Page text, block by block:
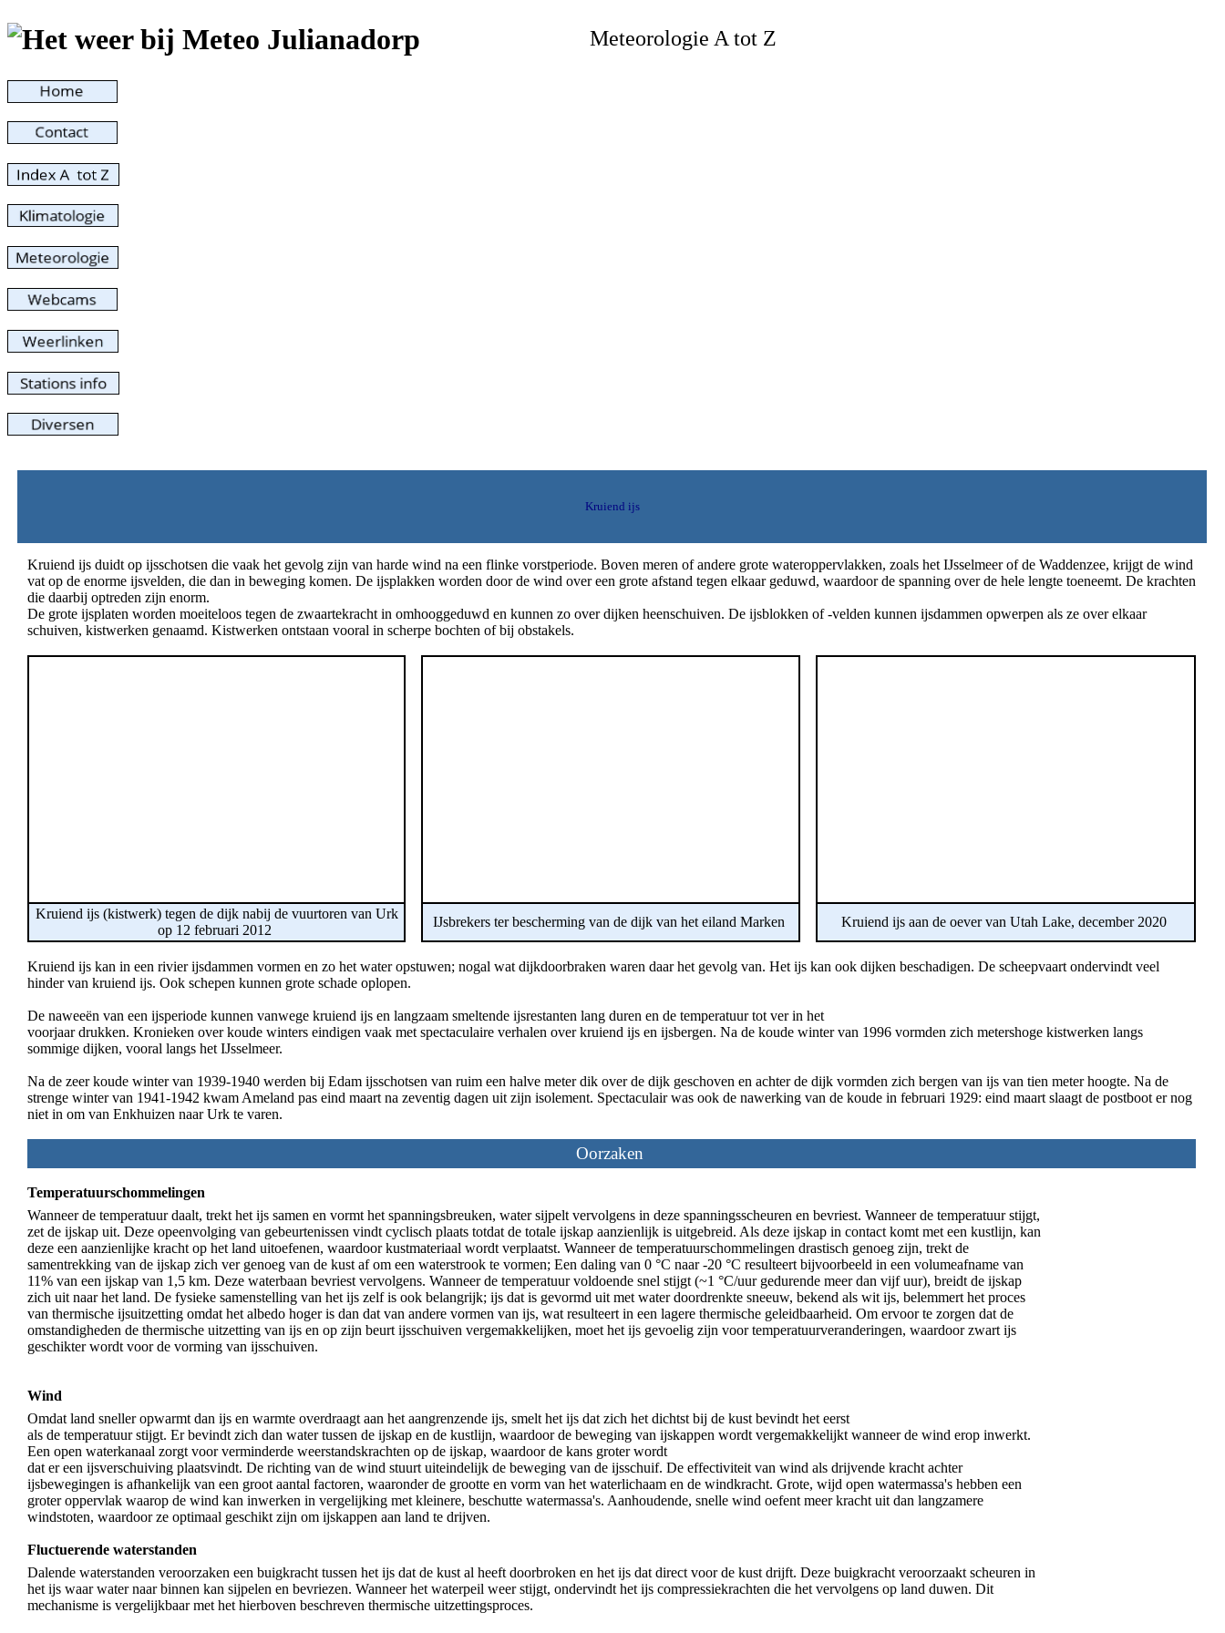
Meteorologie A tot Z
Kruiend ijs
Kruiend ijs duidt op ijsschotsen die vaak het gevolg zijn van harde wind na een flinke vorstperiode. Boven meren of andere grote wateroppervlakken, zoals het IJsselmeer of de Waddenzee, krijgt de wind
vat op de enorme ijsvelden, die dan in beweging komen. De ijsplakken worden door de wind over een grote afstand tegen elkaar geduwd, waardoor de spanning over de hele lengte toeneemt. De krachten
die daarbij optreden zijn enorm.
De grote ijsplaten worden moeiteloos tegen de zwaartekracht in omhooggeduwd en kunnen zo over dijken heenschuiven. De ijsblokken of -velden kunnen ijsdammen opwerpen als ze over elkaar
schuiven, kistwerken genaamd. Kistwerken ontstaan vooral in scherpe bochten of bij obstakels.
Kruiend ijs (kistwerk) tegen de dijk nabij de vuurtoren van Urk
op 12 februari 2012
IJsbrekers ter bescherming van de dijk van het eiland Marken Kruiend ijs aan de oever van Utah Lake, december 2020
Kruiend ijs kan in een rivier ijsdammen vormen en zo het water opstuwen; nogal wat dijkdoorbraken waren daar het gevolg van. Het ijs kan ook dijken beschadigen. De scheepvaart ondervindt veel
hinder van kruiend ijs. Ook schepen kunnen grote schade oplopen.
De naweeën van een ijsperiode kunnen vanwege kruiend ijs en langzaam smeltende ijsrestanten lang duren en de temperatuur tot ver in het
voorjaar drukken. Kronieken over koude winters eindigen vaak met spectaculaire verhalen over kruiend ijs en ijsbergen. Na de koude winter van 1996 vormden zich metershoge kistwerken langs
sommige dijken, vooral langs het IJsselmeer.
Na de zeer koude winter van 1939-1940 werden bij Edam ijsschotsen van ruim een halve meter dik over de dijk geschoven en achter de dijk vormden zich bergen van ijs van tien meter hoogte. Na de
strenge winter van 1941-1942 kwam Ameland pas eind maart na zeventig dagen uit zijn isolement. Spectaculair was ook de nawerking van de koude in februari 1929: eind maart slaagt de postboot er nog
niet in om van Enkhuizen naar Urk te varen.
Oorzaken
Temperatuurschommelingen
Wanneer de temperatuur daalt, trekt het ijs samen en vormt het spanningsbreuken, water sijpelt vervolgens in deze spanningsscheuren en bevriest. Wanneer de temperatuur stijgt,
zet de ijskap uit. Deze opeenvolging van gebeurtenissen vindt cyclisch plaats totdat de totale ijskap aanzienlijk is uitgebreid. Als deze ijskap in contact komt met een kustlijn, kan
deze een aanzienlijke kracht op het land uitoefenen, waardoor kustmateriaal wordt verplaatst. Wanneer de temperatuurschommelingen drastisch genoeg zijn, trekt de
samentrekking van de ijskap zich ver genoeg van de kust af om een waterstrook te vormen; Een daling van 0 °C naar -20 °C resulteert bijvoorbeeld in een volumeafname van
11% van een ijskap van 1,5 km. Deze waterbaan bevriest vervolgens. Wanneer de temperatuur voldoende snel stijgt (~1 °C/uur gedurende meer dan vijf uur), breidt de ijskap
zich uit naar het land. De fysieke samenstelling van het ijs zelf is ook belangrijk; ijs dat is gevormd uit met water doordrenkte sneeuw, bekend als wit ijs, belemmert het proces
van thermische ijsuitzetting omdat het albedo hoger is dan dat van andere vormen van ijs, wat resulteert in een lagere thermische geleidbaarheid. Om ervoor te zorgen dat de
omstandigheden de thermische uitzetting van ijs en op zijn beurt ijsschuiven vergemakkelijken, moet het ijs gevoelig zijn voor temperatuurveranderingen, waardoor zwart ijs
geschikter wordt voor de vorming van ijsschuiven.
Wind
Omdat land sneller opwarmt dan ijs en warmte overdraagt aan het aangrenzende ijs, smelt het ijs dat zich het dichtst bij de kust bevindt het eerst
als de temperatuur stijgt. Er bevindt zich dan water tussen de ijskap en de kustlijn, waardoor de beweging van ijskappen wordt vergemakkelijkt wanneer de wind erop inwerkt.
Een open waterkanaal zorgt voor verminderde weerstandskrachten op de ijskap, waardoor de kans groter wordt
dat er een ijsverschuiving plaatsvindt. De richting van de wind stuurt uiteindelijk de beweging van de ijsschuif. De effectiviteit van wind als drijvende kracht achter
ijsbewegingen is afhankelijk van een groot aantal factoren, waaronder de grootte en vorm van het waterlichaam en de windkracht. Grote, wijd open watermassa's hebben een
groter oppervlak waarop de wind kan inwerken in vergelijking met kleinere, beschutte watermassa's. Aanhoudende, snelle wind oefent meer kracht uit dan langzamere
windstoten, waardoor ze optimaal geschikt zijn om ijskappen aan land te drijven.
Fluctuerende waterstanden
Dalende waterstanden veroorzaken een buigkracht tussen het ijs dat de kust al heeft doorbroken en het ijs dat direct voor de kust drijft. Deze buigkracht veroorzaakt scheuren in
het ijs waar water naar binnen kan sijpelen en bevriezen. Wanneer het waterpeil weer stijgt, ondervindt het ijs compressiekrachten die het vervolgens op land duwen. Dit
mechanisme is vergelijkbaar met het hierboven beschreven thermische uitzettingsproces.